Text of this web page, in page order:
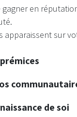
gagner en
apparaissent sur
de soi